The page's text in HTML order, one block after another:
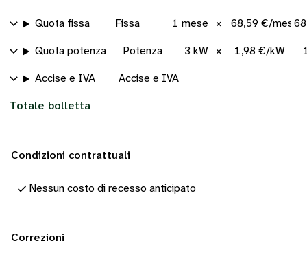
Quota fissa Fissa 1 mese × 68,59 €/mese
Quota potenza Potenza 3 kW × 1,98 €/kW
Accise e IVA Accise e IVA
Totale bolletta
Condizioni contrattuali
Nessun costo di recesso anticipato
Correzioni